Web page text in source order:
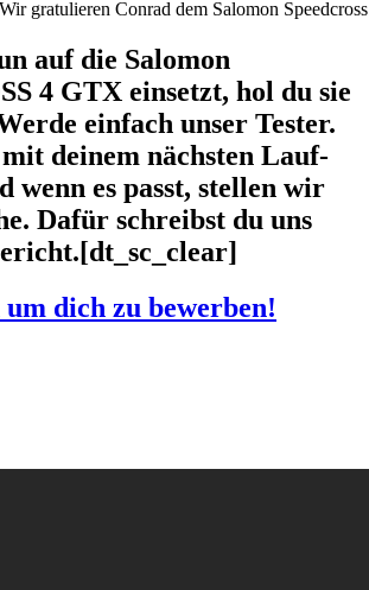
gratulieren Conrad dem Salomon
auf die Salomon
4 GTX einsetzt, hol du sie
einfach unser Tester.
deinem nächsten Lauf-
wenn es passt, stellen wir
Dafür schreibst du uns
dich zu bewerben!